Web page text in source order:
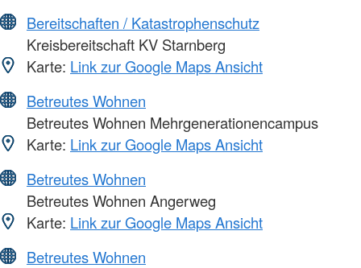
Bereitschaften / Katastrophenschutz
Kreisbereitschaft KV Starnberg
Karte: Link zur Google Maps Ansicht
Betreutes Wohnen
Betreutes Wohnen Mehrgenerationencampus
Karte: Link zur Google Maps Ansicht
Betreutes Wohnen
Betreutes Wohnen Angerweg
Karte: Link zur Google Maps Ansicht
Betreutes Wohnen